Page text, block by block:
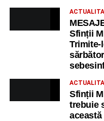
Evaluare Națională și
– Parcul
Alexandra
Ancuța Stănuș și
Sfinții
Trimite-
Sfinții
trebuie